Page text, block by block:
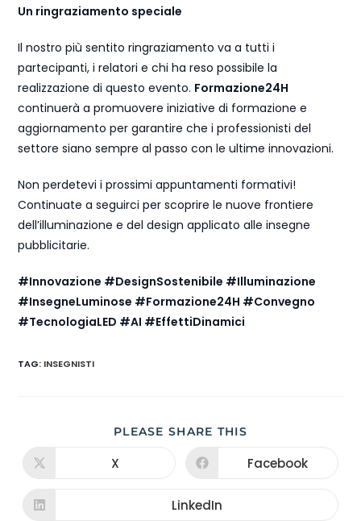
Un ringraziamento speciale
Il nostro più sentito ringraziamento va a tutti i
partecipanti, i relatori e chi ha reso possibile la
realizzazione di questo evento. Formazione24H
continuerà a promuovere iniziative di formazione e
aggiornamento per garantire che i professionisti del
settore siano sempre al passo con le ultime innovazioni.
Non perdetevi i prossimi appuntamenti formativi!
Continuate a seguirci per scoprire le nuove frontiere
dell’illuminazione e del design applicato alle insegne
pubblicitarie.
#Innovazione #DesignSostenibile #Illuminazione
#InsegneLuminose #Formazione24H #Convegno
#TecnologiaLED #AI #EffettiDinamici
TAG: INSEGNISTI
PLEASE SHARE THIS
X Facebook
LinkedIn